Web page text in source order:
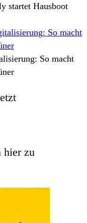
startet Hausboot
So macht
hier zu